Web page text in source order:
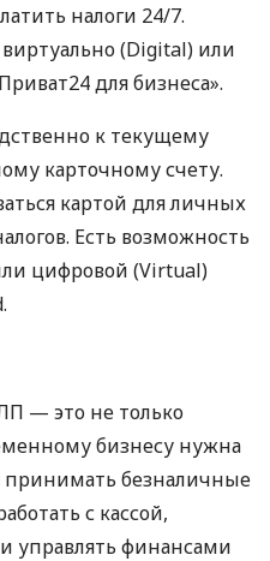
налоги 24/7.
(Digital) или
для бизнеса».
к текущему
карточному счету.
картой для личных
Есть возможность
цифровой (Virtual)
— это не только
бизнесу нужна
принимать безналичные
с кассой,
управлять финансами